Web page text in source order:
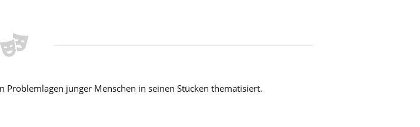
Problemlagen junger Menschen in seinen Stücken thematisiert.